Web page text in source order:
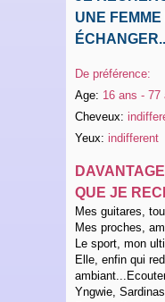
UNE
De préférence:
Age: 16 ans - 77
Cheveux:
Yeux: indifferent
QUE JE
Mes guitares,
Mes proches,
Le sport, mon
Elle, enfin qui
Yngwie,